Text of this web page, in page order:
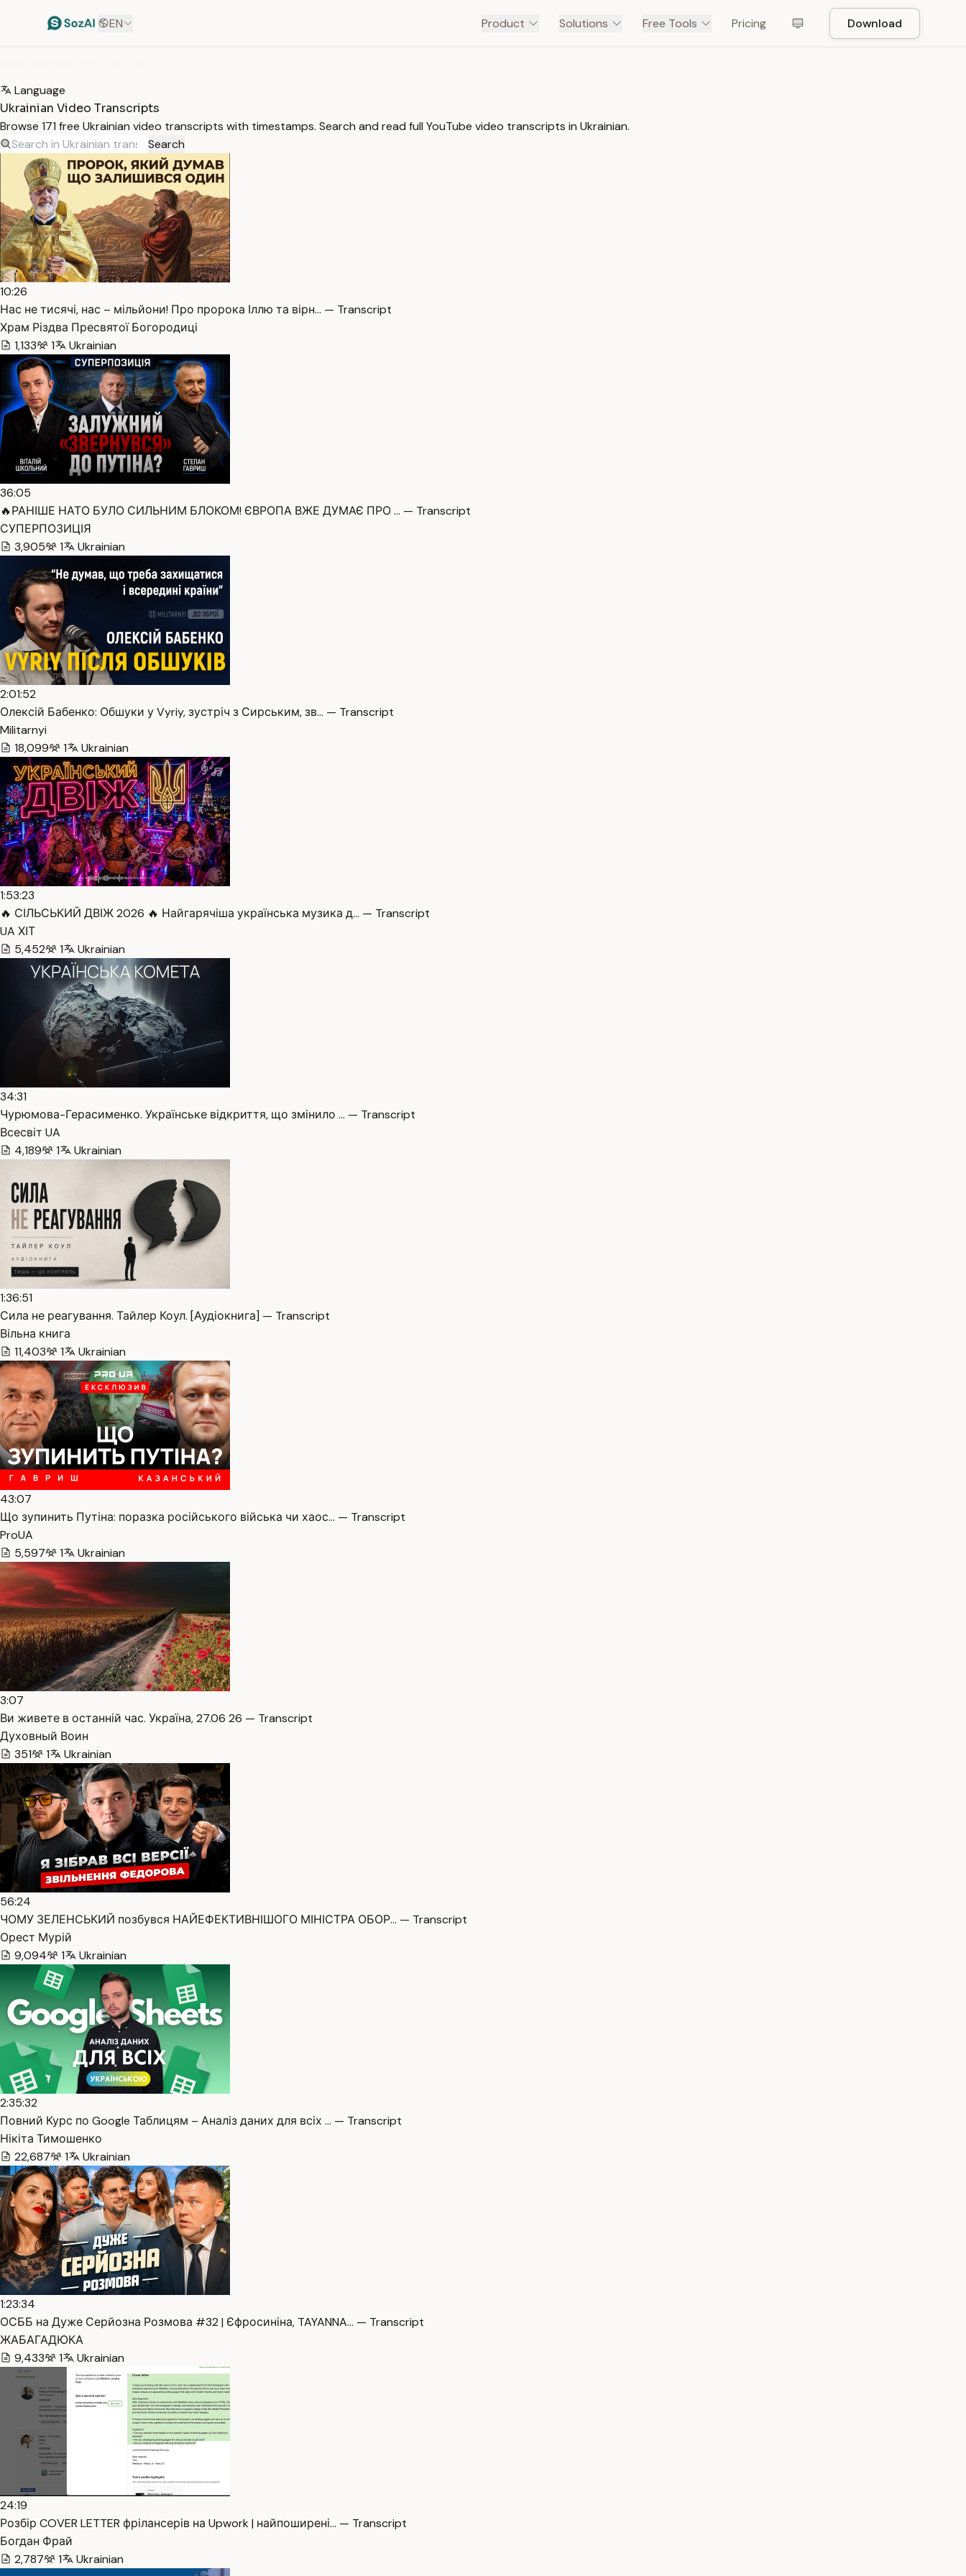
EN Product Solutions Free Tools Pricing Download
Language
Ukrainian Video Transcripts
Browse 171 free Ukrainian video transcripts with timestamps. Search and read full YouTube video transcripts in Ukrainian.
Search
10:26
Нас не тисячі, нас – мільйони! Про пророка Іллю та вірн… — Transcript
Храм Різдва Пресвятої Богородиці
1,133
1 Ukrainian
36:05
🔥РАНІШЕ НАТО БУЛО СИЛЬНИМ БЛОКОМ! ЄВРОПА ВЖЕ ДУМАЄ ПРО … — Transcript
СУПЕРПОЗИЦІЯ
3,905
1 Ukrainian
2:01:52
Олексій Бабенко: Обшуки у Vyriy, зустріч з Сирським, зв… — Transcript
Militarnyi
18,099
1 Ukrainian
1:53:23
🔥 СІЛЬСЬКИЙ ДВІЖ 2026 🔥 Найгарячіша українська музика д… — Transcript
UA ХІТ
5,452
1 Ukrainian
34:31
Чурюмова-Герасименко. Українське відкриття, що змінило … — Transcript
Всесвіт UA
4,189
1 Ukrainian
1:36:51
Сила не реагування. Тайлер Коул. [Аудіокнига] — Transcript
Вільна книга
11,403
1 Ukrainian
43:07
Що зупинить Путіна: поразка російського війська чи хаос… — Transcript
ProUA
5,597
1 Ukrainian
3:07
Ви живете в останній час. Україна, 27.06 26 — Transcript
Духовный Воин
351
1 Ukrainian
56:24
ЧОМУ ЗЕЛЕНСЬКИЙ позбувся НАЙЕФЕКТИВНІШОГО МІНІСТРА ОБОР… — Transcript
Орест Мурій
9,094
1 Ukrainian
2:35:32
Повний Курс по Google Таблицям – Аналіз даних для всіх … — Transcript
Нікіта Тимошенко
22,687
1 Ukrainian
1:23:34
ОСББ на Дуже Серйозна Розмова #32 | Єфросиніна, TAYANNA… — Transcript
ЖАБАГАДЮКА
9,433
1 Ukrainian
24:19
Розбір COVER LETTER фрілансерів на Upwork | найпоширені… — Transcript
Богдан Фрай
2,787
1 Ukrainian